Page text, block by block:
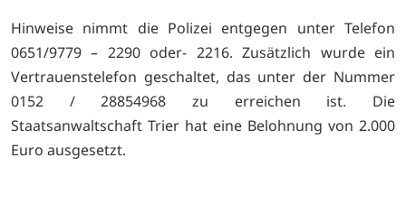
Hinweise nimmt die Polizei entgegen unter Telefon
0651/9779 – 2290 oder- 2216. Zusätzlich wurde ein
Vertrauenstelefon geschaltet, das unter der Nummer
0152 / 28854968 zu erreichen ist. Die
Staatsanwaltschaft Trier hat eine Belohnung von 2.000
Euro ausgesetzt.